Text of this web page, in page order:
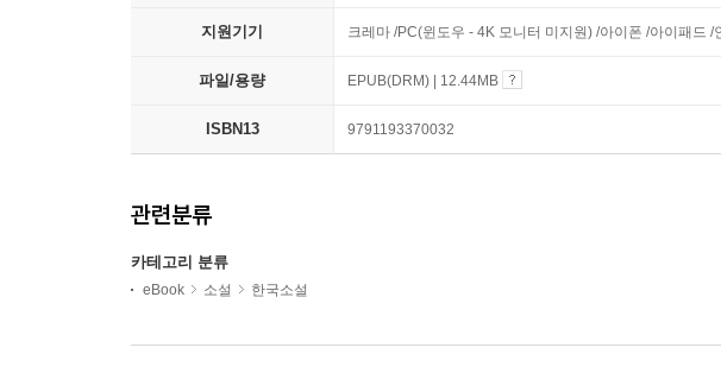
지원기기 크레마 /PC(윈도우 - 4K 모니터 미지원) /아이폰 /아이패드
파일/용량 EPUB(DRM) | 12.44MB
ISBN13 9791193370032
관련분류
카테고리 분류
eBook 소설 한국소설